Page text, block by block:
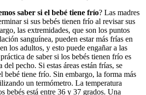
saber si el bebé tiene frío? Las madres
si sus bebés tienen frío al revisar sus
las extremidades, que son los puntos
sanguínea, pueden estar más frías en
los adultos, y esto puede engañar a las
de saber si los bebés tienen frío es
del pecho. Si estas áreas están frías, se
bebé tiene frío. Sin embargo, la forma más
un termómetro. La temperatura
bebés está entre 36 y 37 grados. Una